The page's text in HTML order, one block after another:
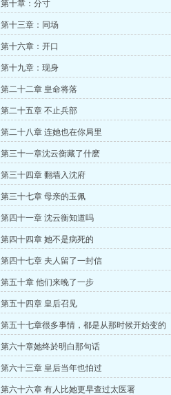
第十章：分寸
第十三章：同场
第十六章：开口
第十九章：现身
第二十二章 皇命将落
第二十五章 不止兵部
第二十八章 连她也在你局里
第三十一章沈云衡藏了什麽
第三十四章 翻墙入沈府
第三十七章 母亲的玉佩
第四十一章 沈云衡知道吗
第四十四章 她不是病死的
第四十七章 夫人留了一封信
第五十章 他们来晚了一步
第五十四章 皇后召见
第五十七章很多事情，都是从那时候开始变的
第六十章她终於明白那句话
第六十三章 皇后当年也怕过
第六十六章 有人比她更早查过太医署